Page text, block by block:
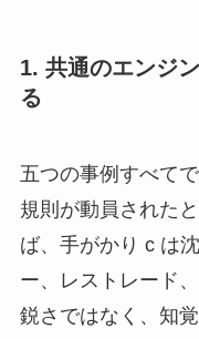
1. 共通のエンジ
る
五つの事例すべて
規則が動員された
ば、手がかり c は
ー、レストレード
鋭さではなく、知